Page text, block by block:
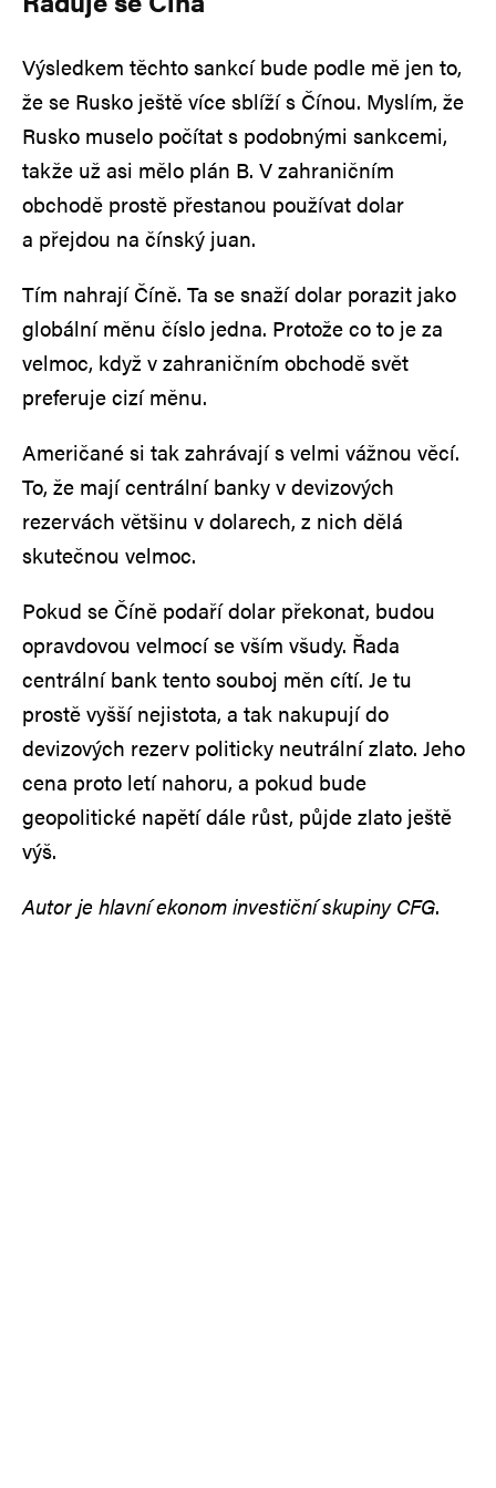
Výsledkem těchto sankcí bude podle mě jen to,
že se Rusko ještě více sblíží s Čínou. Myslím, že
Rusko muselo počítat s podobnými sankcemi,
takže už asi mělo plán B. V zahraničním
obchodě prostě přestanou používat dolar
a přejdou na čínský juan.
Tím nahrají Číně. Ta se snaží dolar porazit jako
globální měnu číslo jedna. Protože co to je za
velmoc, když v zahraničním obchodě svět
preferuje cizí měnu.
Američané si tak zahrávají s velmi vážnou věcí.
To, že mají centrální banky v devizových
rezervách většinu v dolarech, z nich dělá
skutečnou velmoc.
Pokud se Číně podaří dolar překonat, budou
opravdovou velmocí se vším všudy. Řada
centrální bank tento souboj měn cítí. Je tu
prostě vyšší nejistota, a tak nakupují do
devizových rezerv politicky neutrální zlato. Jeho
cena proto letí nahoru, a pokud bude
geopolitické napětí dále růst, půjde zlato ještě
výš.
Autor je hlavní ekonom investiční skupiny CFG.